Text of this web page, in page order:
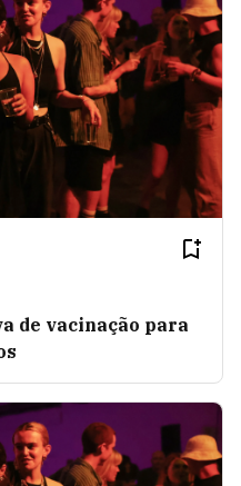
de vacinação para